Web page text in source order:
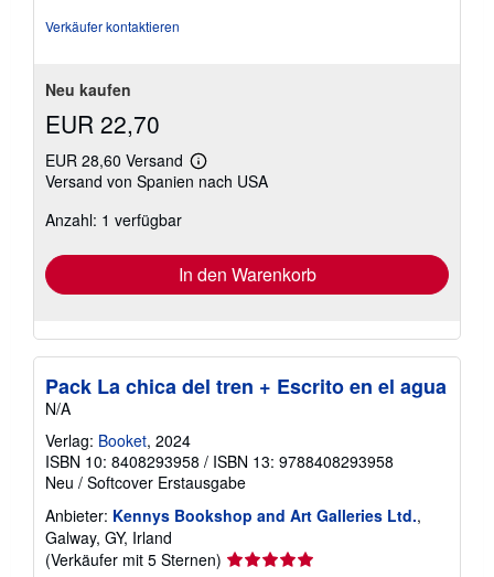
Verkäufer kontaktieren
Neu kaufen
EUR 22,70
EUR 28,60 Versand
Weitere
Informationen
Versand von Spanien nach USA
Anzahl: 1 verfügbar
In den Warenkorb
Pack La chica del tren + Escrito en el agua
N/A
Verlag: Booket, 2024
ISBN 10: 8408293958 / ISBN 13: 9788408293958
Neu / Softcover Erstausgabe
Anbieter: Kennys Bookshop and Art Galleries Ltd.,
Galway, GY, Irland
(Verkäufer mit 5 Sternen) Verkäuferbewertung